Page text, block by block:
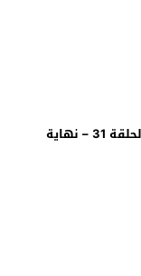
مسلسل السلطان عبد الحميد الموسم الرابع الحلقة 31 – نهاية